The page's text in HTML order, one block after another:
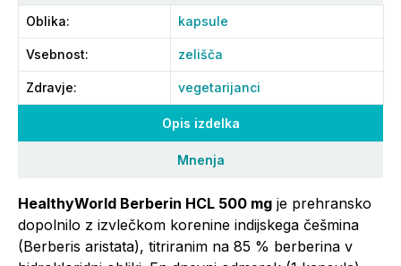
Opis izdelka
Mnenja
HealthyWorld Berberin HCL 500 mg je prehransko
dopolnilo z izvlečkom korenine indijskega češmina
(Berberis aristata), titriranim na 85 % berberina v
Oblika: kapsule
Vsebnost: zelišča
Zdravje: vegetarijanci